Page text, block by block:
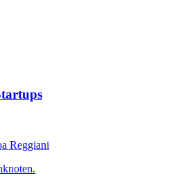
Reggiani